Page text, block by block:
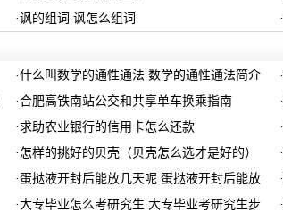
·讽的组词 讽怎么组词 ·
·什么叫数学的通性通法 数学的通性通法简介 ·
·合肥高铁南站公交和共享单车换乘指南 ·
·求助农业银行的信用卡怎么还款 ·
· 怎样的挑好的贝壳（贝壳怎么选才是好的） ·
·蛋挞液开封后能放几天呢 蛋挞液开封后能放 ·
·大专毕业怎么考研究生 大专毕业考研究生步 ·